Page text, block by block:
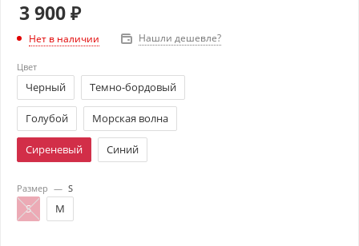
3 900₽
Нет в наличии Нашли дешевле?
Цвет
Черный Темно-бордовый
Голубой Морская волна
Сиреневый Синий
Размер — S
S M